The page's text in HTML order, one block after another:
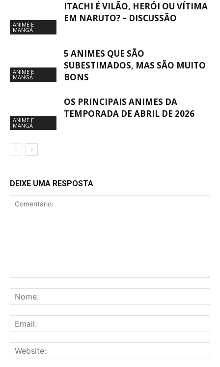
ANIME E
MANGÁ
ITACHI É VILÃO, HERÓI OU VÍTIMA
EM NARUTO? – DISCUSSÃO
ANIME E
MANGÁ
5 ANIMES QUE SÃO
SUBESTIMADOS, MAS SÃO MUITO
BONS
ANIME E
MANGÁ
OS PRINCIPAIS ANIMES DA
TEMPORADA DE ABRIL DE 2026
DEIXE UMA RESPOSTA